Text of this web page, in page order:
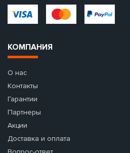
КОМПАНИЯ
О нас
Контакты
Гарантии
Партнеры
Акции
Доставка и оплата